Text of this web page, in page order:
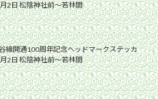
2日 松陰神社前〜若林間
線開通100周年記念ヘッドマークステッカ
2日 松陰神社前〜若林間